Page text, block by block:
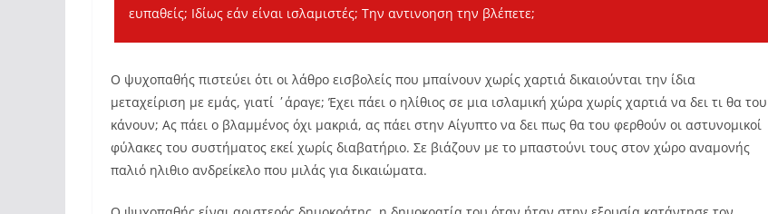
ευπαθείς; Ιδίως εάν είναι ισλαμιστές; Την αντινοηση την βλέπετε;
Ο ψυχοπαθής πιστεύει ότι οι λάθρο εισβολείς που μπαίνουν χωρίς χαρτιά δικαιούνται την ίδια
μεταχείριση με εμάς, γιατί ΄άραγε; Έχει πάει ο ηλίθιος σε μια ισλαμική χώρα χωρίς χαρτιά να δει τι θα του
κάνουν; Ας πάει ο βλαμμένος όχι μακριά, ας πάει στην Αίγυπτο να δει πως θα του φερθούν οι αστυνομικοί
φύλακες του συστήματος εκεί χωρίς διαβατήριο. Σε βιάζουν με το μπαστούνι τους στον χώρο αναμονής
παλιό ηλιθιο ανδρείκελο που μιλάς για δικαιώματα.